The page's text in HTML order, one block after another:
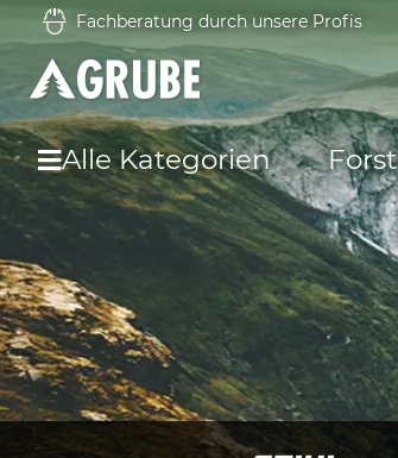
Fachberatung durch unsere Profis
Alle Kategorien Forst